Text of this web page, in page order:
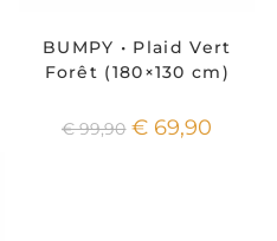
BUMPY • Plaid Vert
Forêt (180×130 cm)
€99,90 € 69,90